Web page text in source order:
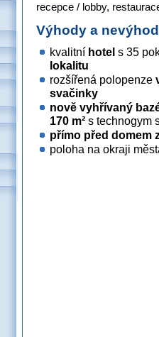
recepce / lobby,
Výhody a
kvalitní hotel s 35
lokalitu
rozšířená polopenze
svačinky
nově vyhřívaný
170 m² s technogym
přímo před domem
poloha na okraji